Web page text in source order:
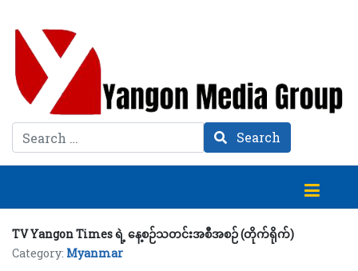
Search Search
TV Yangon Times ရဲ့ နေ့စဉ်သတင်းအစီအစဉ် (တိုက်ရိုက်)
Category: Myanmar